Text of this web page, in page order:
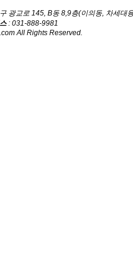
광교로 145, B동 8,9층(이의동, 차세대
: 031-888-9981
All Rights Reserved.